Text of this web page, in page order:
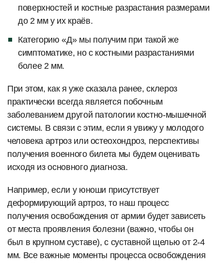
поверхностей и костные разрастания размерами
до 2 мм у их краёв.
Категорию «Д» мы получим при такой же
симптоматике, но с костными разрастаниями
более 2 мм.
При этом, как я уже сказала ранее, склероз
практически всегда является побочным
заболеванием другой патологии костно-мышечной
системы. В связи с этим, если я увижу у молодого
человека артроз или остеохондроз, перспективы
получения военного билета мы будем оценивать
исходя из основного диагноза.
Например, если у юноши присутствует
деформирующий артроз, то наш процесс
получения освобождения от армии будет зависеть
от места проявления болезни (важно, чтобы он
был в крупном суставе), с суставной щелью от 2-4
мм. Все важные моменты процесса освобождения